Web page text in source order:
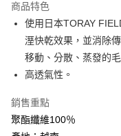
悠遊付
Google Pay
全盈+PAY
相關說明
【關於「AFTEE先享後付」】
AFTEE先享後付是「在收到
ATM付款
商品特色
使用日本TORAY
溼快乾效果，並消除
移動、分散、蒸發的
高透氣性。
銷售重點
聚酯纖維100％